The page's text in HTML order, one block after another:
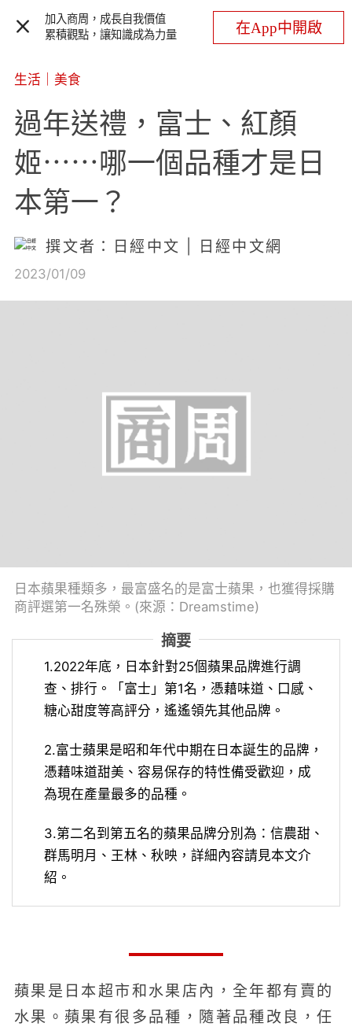
加入商周，成長自我價值
累積觀點，讓知識成為力量
在App中開啟
生活 美食
過年送禮，富士、紅顏
姬⋯⋯哪一個品種才是日
本第一？
撰文者：日經中文 | 日經中文網
2023/01/09
日本蘋果種類多，最富盛名的是富士蘋果，也獲得採購
商評選第一名殊榮。(來源：Dreamstime)
摘要
1.2022年底，日本針對25個蘋果品牌進行調
查、排行。「富士」第1名，憑藉味道、口感、
糖心甜度等高評分，遙遙領先其他品牌。
2.富士蘋果是昭和年代中期在日本誕生的品牌，
憑藉味道甜美、容易保存的特性備受歡迎，成
為現在產量最多的品種。
3.第二名到第五名的蘋果品牌分別為：信農甜、
群馬明月、王林、秋映，詳細內容請見本文介
紹。
蘋果是日本超市和水果店內，全年都有賣的
水果。蘋果有很多品種，隨著品種改良，任